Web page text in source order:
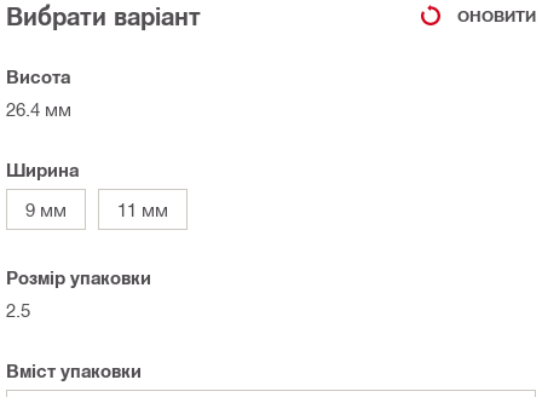
Вибрати варіант ОНОВИТИ
Висота
26.4 мм
Ширина
9 мм
11 мм
Розмір упаковки
2.5
Вміст упаковки